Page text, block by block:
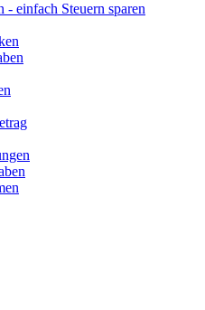
- einfach Steuern sparen